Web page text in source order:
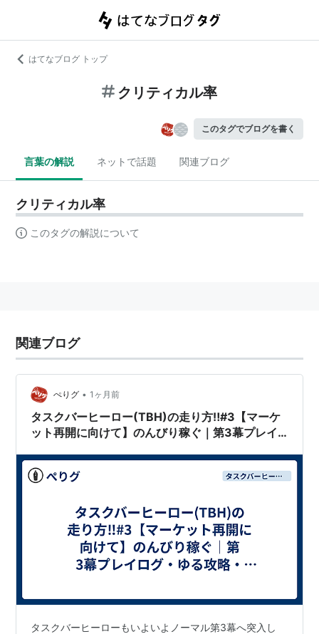
はてなブログ トップ
クリティカル率
このタグでブログを書く
言葉の解説 ネットで話題 関連ブログ
クリティカル率
このタグの解説について
関連ブログ
ぺりグ • 1ヶ月前
タスクバーヒーロー(TBH)の走り方‼#3【マーケ
ット再開に向けて】のんびり稼ぐ｜第3幕プレイ
タスクバーヒーローもいよいよノーマル第3幕へ突入し